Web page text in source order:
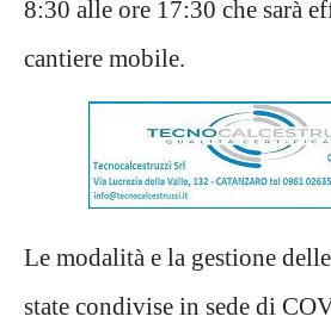
8:30 alle ore 17:30 che sarà
cantiere mobile.
Le modalità e la gestione
state condivise in sede di